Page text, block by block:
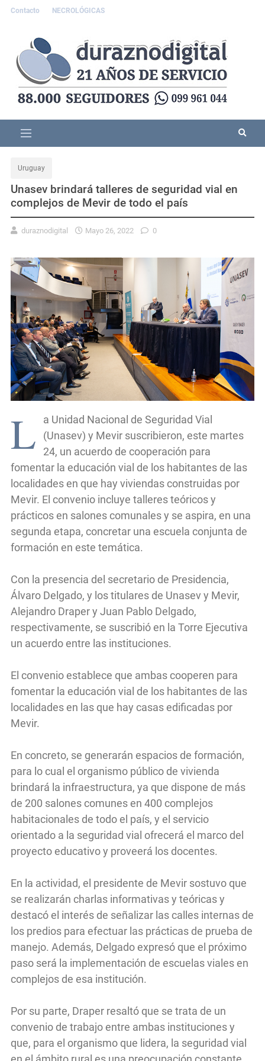
Contacto NECROLÓGICAS
Uruguay
Unasev brindará talleres de seguridad vial en
complejos de Mevir de todo el país
duraznodigital Mayo 26, 2022 0
L
a Unidad Nacional de Seguridad Vial
(Unasev) y Mevir suscribieron, este martes
24, un acuerdo de cooperación para
fomentar la educación vial de los habitantes de las
localidades en que hay viviendas construidas por
Mevir. El convenio incluye talleres teóricos y
prácticos en salones comunales y se aspira, en una
segunda etapa, concretar una escuela conjunta de
formación en este temática.
Con la presencia del secretario de Presidencia,
Álvaro Delgado, y los titulares de Unasev y Mevir,
Alejandro Draper y Juan Pablo Delgado,
respectivamente, se suscribió en la Torre Ejecutiva
un acuerdo entre las instituciones.
El convenio establece que ambas cooperen para
fomentar la educación vial de los habitantes de las
localidades en las que hay casas edificadas por
Mevir.
En concreto, se generarán espacios de formación,
para lo cual el organismo público de vivienda
brindará la infraestructura, ya que dispone de más
de 200 salones comunes en 400 complejos
habitacionales de todo el país, y el servicio
orientado a la seguridad vial ofrecerá el marco del
proyecto educativo y proveerá los docentes.
En la actividad, el presidente de Mevir sostuvo que
se realizarán charlas informativas y teóricas y
destacó el interés de señalizar las calles internas de
los predios para efectuar las prácticas de prueba de
manejo. Además, Delgado expresó que el próximo
paso será la implementación de escuelas viales en
complejos de esa institución.
Por su parte, Draper resaltó que se trata de un
convenio de trabajo entre ambas instituciones y
que, para el organismo que lidera, la seguridad vial